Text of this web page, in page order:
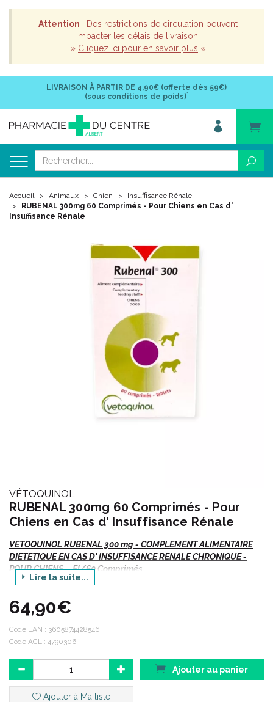
Attention : Des restrictions de circulation peuvent
impacter les délais de livraison.
» Cliquez ici pour en savoir plus «
LIVRAISON À PARTIR DE 4,90€ (offerte dès 59€)
(sous conditions de poids)*
Accueil Animaux Chien
Insuffisance Rénale
RUBENAL 300mg 60 Comprimés - Pour Chiens en Cas d'
Insuffisance Rénale
VÉTOQUINOL
RUBENAL 300mg 60 Comprimés - Pour
Chiens en Cas d' Insuffisance Rénale
VETOQUINOL RUBENAL 300 mg - COMPLEMENT ALIMENTAIRE
DIETETIQUE EN CAS D' INSUFFISANCE RENALE CHRONIQUE -
POUR CHIENS - Fl/60 Comprimés
Insuffisance rénale.
Lire la suite...
64,90€
Code EAN : 3605874428546
Code ACL : 4790306
Ajouter au panier
Ajouter à Ma liste